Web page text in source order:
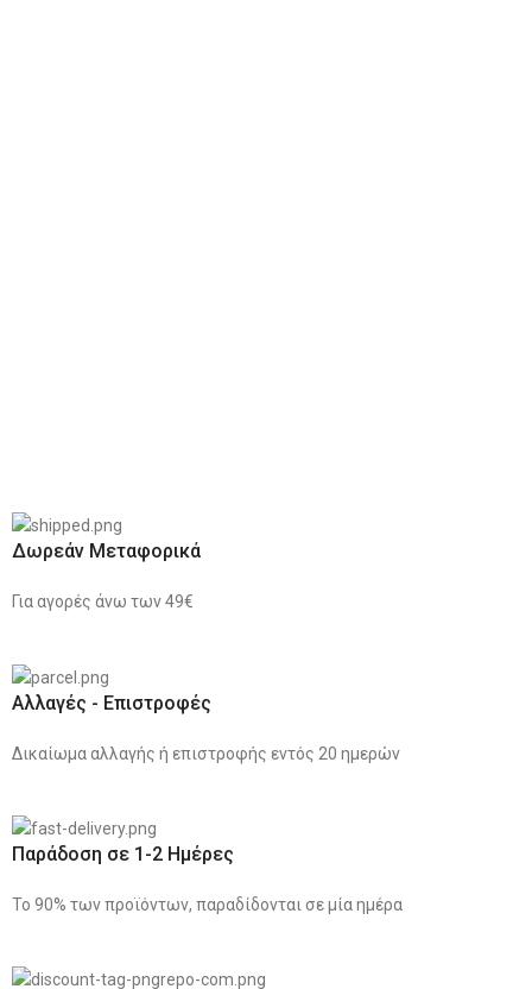
Δωρεάν Μεταφορικά
Για αγορές άνω των 49€
Αλλαγές - Επιστροφές
Δικαίωμα αλλαγής ή επιστροφής εντός 20 ημερών
Παράδοση σε 1-2 Ημέρες
Το 90% των προϊόντων, παραδίδονται σε μία ημέρα